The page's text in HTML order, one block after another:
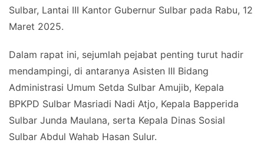
Sulbar, Lantai III Kantor Gubernur Sulbar pada Rabu, 12
Maret 2025.
Dalam rapat ini, sejumlah pejabat penting turut hadir
mendampingi, di antaranya Asisten III Bidang
Administrasi Umum Setda Sulbar Amujib, Kepala
BPKPD Sulbar Masriadi Nadi Atjo, Kepala Bapperida
Sulbar Junda Maulana, serta Kepala Dinas Sosial
Sulbar Abdul Wahab Hasan Sulur.